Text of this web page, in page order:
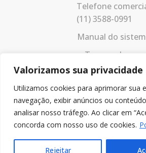
Valorizamos sua privacidade
Utilizamos cookies para aprimorar sua
navegação, exibir anúncios ou
analisar nosso tráfego. Ao clicar em
concorda com nosso uso de cookies.
Rejeitar
Telefone
(11) 3588-0991
Manual do
Termos de uso
Política de